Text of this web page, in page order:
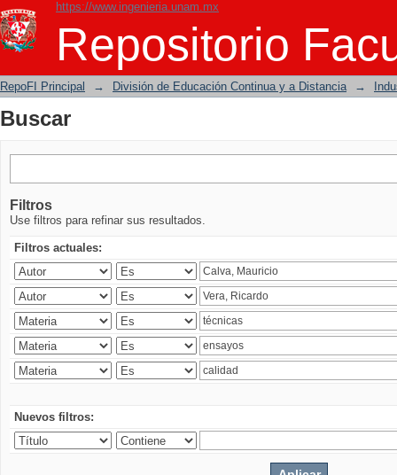
https://www.ingenieria.unam.mx
Repositorio
Buscar
RepoFI Principal → División de Educación Continua y a Distancia →
Buscar
Filtros
Use filtros para refinar sus resultados.
Filtros actuales:
Nuevos filtros: